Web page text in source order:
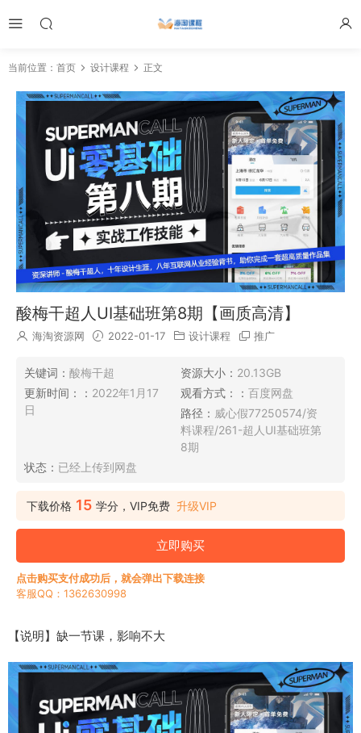
当前位置： 首页 设计课程 正文
酸梅干超人UI基础班第8期【画质高清】
海淘资源网 2022-01-17 设计课程 推广
关键词： 酸梅干超 资源大小： 20.13GB
更新时间：： 2022年1月17
日
观看方式：： 百度网盘
路径： 威心假77250574/资
料课程/261-超人UI基础班第
8期
状态： 已经上传到网盘
下载价格 15 学分，VIP免费 升级VIP
立即购买
点击购买支付成功后，就会弹出下载连接
客服QQ：1362630998
【说明】缺一节课，影响不大